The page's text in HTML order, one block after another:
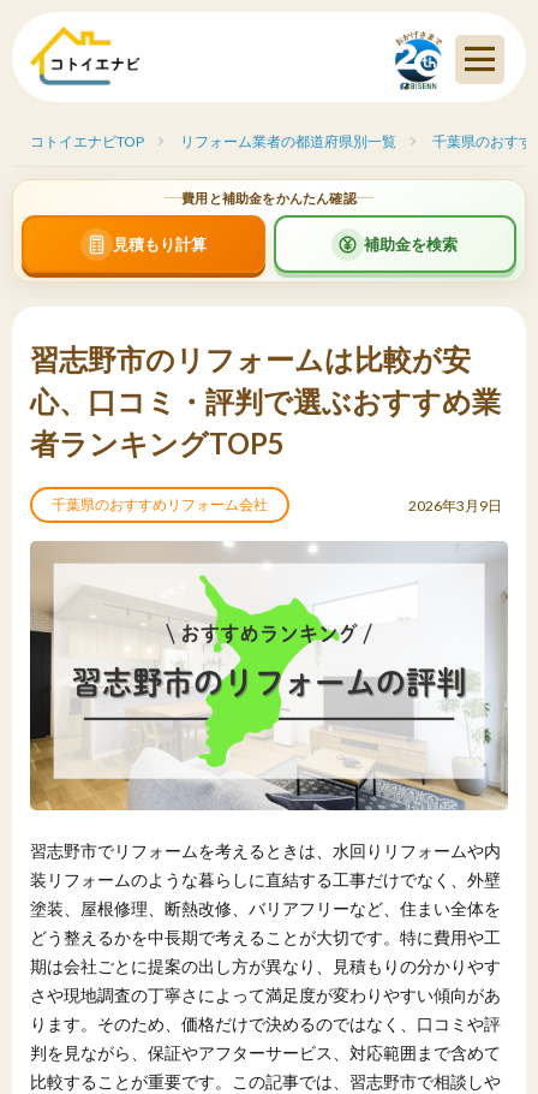
コトイエナビTOP リフォーム業者の都道府県別一覧 千葉県のおす
費用と補助金をかんたん確認
見積もり計算 補助金を検索
習志野市のリフォームは比較が安
心、口コミ・評判で選ぶおすすめ業
者ランキングTOP5
千葉県のおすすめリフォーム会社 2026年3月9日
習志野市でリフォームを考えるときは、水回りリフォームや内
装リフォームのような暮らしに直結する工事だけでなく、外壁
塗装、屋根修理、断熱改修、バリアフリーなど、住まい全体を
どう整えるかを中長期で考えることが大切です。特に費用や工
期は会社ごとに提案の出し方が異なり、見積もりの分かりやす
さや現地調査の丁寧さによって満足度が変わりやすい傾向があ
ります。そのため、価格だけで決めるのではなく、口コミや評
判を見ながら、保証やアフターサービス、対応範囲まで含めて
比較することが重要です。この記事では、習志野市で相談しや